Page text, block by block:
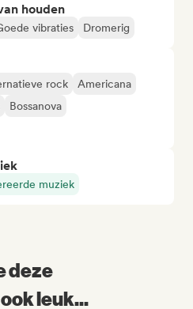
houden
vibraties Dromerig
rock
Americana
Bossanova
muziek
deze
leuk...